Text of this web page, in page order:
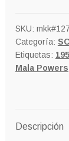
SKU:
Categoría:
Etiquetas:
Mala Powers
Descripción